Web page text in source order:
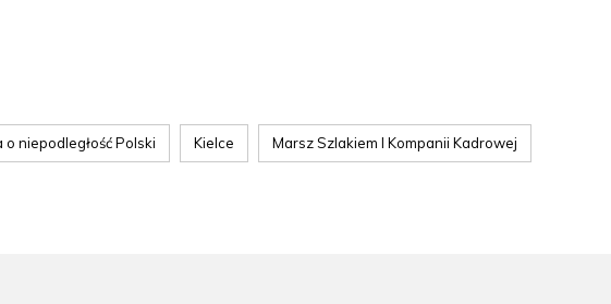
o niepodległość Polski Kielce Marsz Szlakiem I Kompanii Kadrowej